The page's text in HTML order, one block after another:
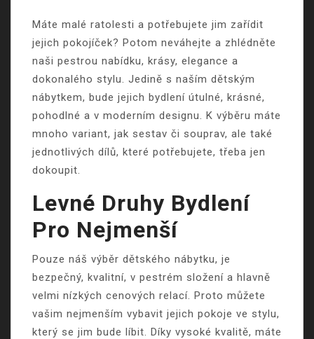
Máte malé ratolesti a potřebujete jim zařídit
jejich pokojíček? Potom neváhejte a zhlédněte
naši pestrou nabídku, krásy, elegance a
dokonalého stylu. Jedině s naším dětským
nábytkem, bude jejich bydlení útulné, krásné,
pohodlné a v moderním designu. K výběru máte
mnoho variant, jak sestav či souprav, ale také
jednotlivých dílů, které potřebujete, třeba jen
dokoupit.
Levné Druhy Bydlení
Pro Nejmenší
Pouze náš výběr dětského nábytku, je
bezpečný, kvalitní, v pestrém složení a hlavně
velmi nízkých cenových relací. Proto můžete
vašim nejmenším vybavit jejich pokoje ve stylu,
který se jim bude líbit. Díky vysoké kvalitě, máte